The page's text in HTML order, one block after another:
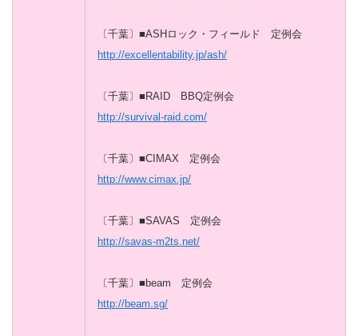
〔千葉〕■ASHロック・フィールド 定例会
http://excellentability.jp/ash/
〔千葉〕■RAID BBQ定例会
http://survival-raid.com/
〔千葉〕■CIMAX 定例会
http://www.cimax.jp/
〔千葉〕■SAVAS 定例会
http://savas-m2ts.net/
〔千葉〕■beam 定例会
http://beam.sg/